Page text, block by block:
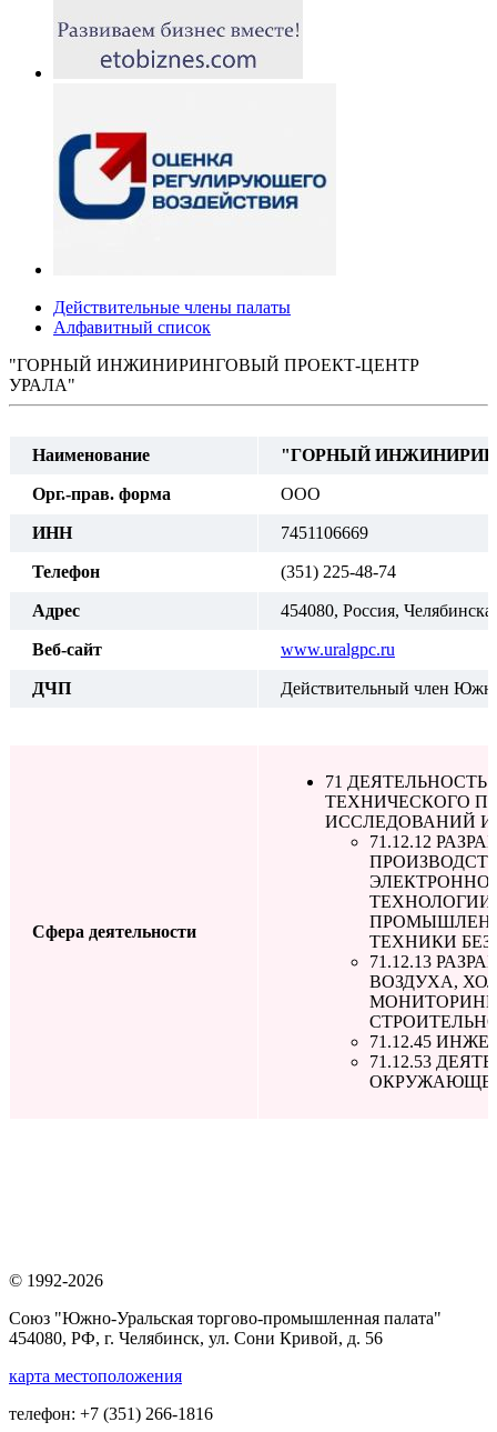
Действительные члены палаты
Алфавитный список
"ГОРНЫЙ ИНЖИНИРИНГОВЫЙ ПРОЕКТ-ЦЕНТР
УРАЛА"
Наименование "ГОРНЫЙ
Орг.-прав. форма ООО
ИНН 7451106669
Телефон (351) 225-48-74
Адрес 454080, Россия,
Веб-сайт www.uralgpc.ru
ДЧП Действительный член
Сфера деятельности
71
ТЕХНИЧЕСКОГО
ИССЛЕДОВАНИЙ
71.12.12
ТЕХНИКИ
71.12.13
ВОЗДУХА,
71.12.45
71.12.53
© 1992-2026
Союз "Южно-Уральская торгово-промышленная палата"
454080, РФ, г. Челябинск, ул. Сони Кривой, д. 56
карта местоположения
телефон: +7 (351) 266-1816